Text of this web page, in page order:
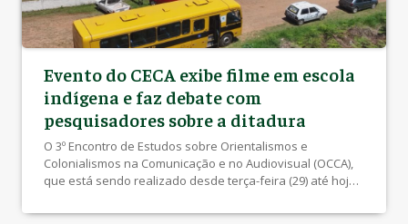
Evento do CECA exibe filme em escola
indígena e faz debate com
pesquisadores sobre a ditadura
O 3º Encontro de Estudos sobre Orientalismos e
Colonialismos na Comunicação e no Audiovisual (OCCA),
que está sendo realizado desde terça-feira (29) até hoje
resistência no Brasil, pensando estes 21 anos de